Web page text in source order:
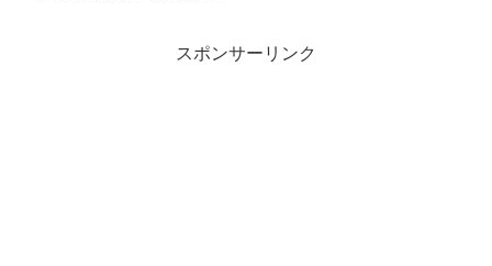
スポンサーリンク